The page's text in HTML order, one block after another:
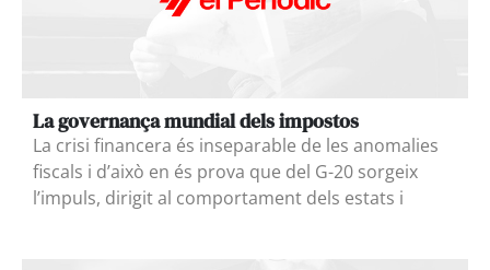
La governança mundial dels impostos
La crisi financera és inseparable de les anomalies
fiscals i d’això en és prova que del G-20 sorgeix
l’impuls, dirigit al comportament dels estats i